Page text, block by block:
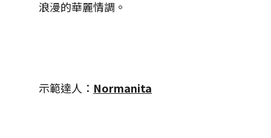
浪漫的華麗情調。
示範達人： Normanita